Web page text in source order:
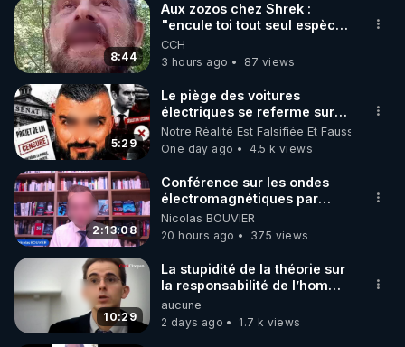
8:44
Aux zozos chez Shrek :
"encule toi tout seul espèce
de mal polish"
CCH
3 hours ago
87 views
5:29
Le piège des voitures
électriques se referme sur
les usagers !
Notre Réalité Est Falsifiée Et Fausse
One day ago
4.5 k views
2:13:08
Conférence sur les ondes
électromagnétiques par
Grégoire Caustru et Bart de
Wever !
Nicolas BOUVIER
20 hours ago
375 views
10:29
La stupidité de la théorie sur
la responsabilité de l’homme
concernant le dioxyde de
carbone.
aucune
2 days ago
1.7 k views